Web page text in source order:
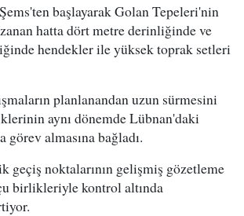
başlayarak Golan Tepeleri'nin
hatta dört metre derinliğinde ve
hendekler ile yüksek toprak setleri
planlanandan uzun sürmesini
aynı dönemde Lübnan'daki
görev almasına bağladı.
geçiş noktalarının gelişmiş gözetleme
birlikleriyle kontrol altında